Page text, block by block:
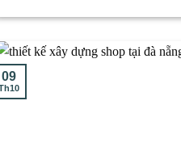
09